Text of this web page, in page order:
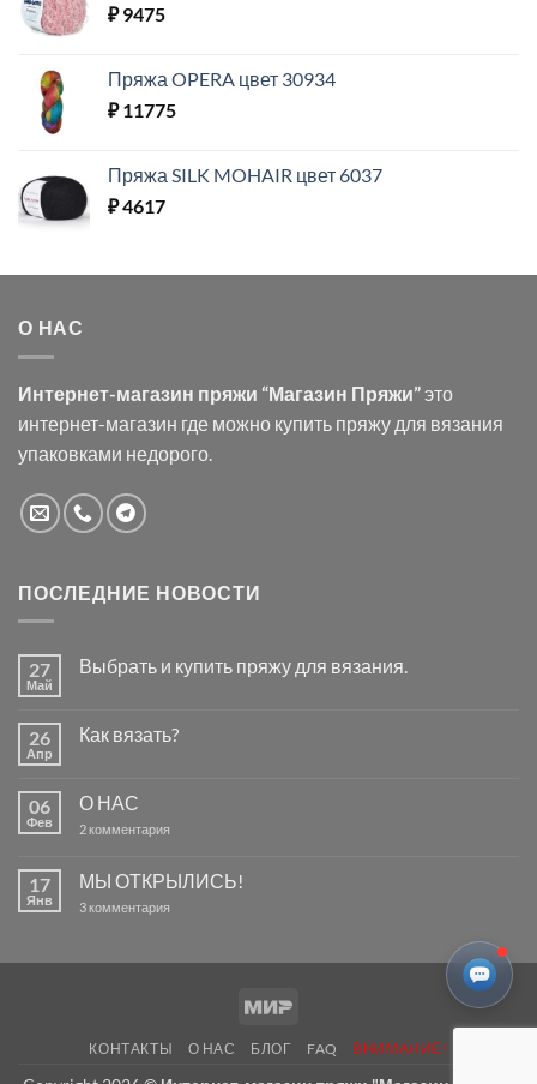
₽9475
Пряжа OPERA цвет 30934
₽11775
Пряжа SILK MOHAIR цвет 6037
₽4617
О НАС
Интернет-магазин пряжи “Магазин Пряжи”это
интернет-магазин где можно купить пряжу для вязания
упаковками недорого.
ПОСЛЕДНИЕ НОВОСТИ
27
Май
Выбрать и купить пряжу для вязания.
Выбрать
для
вязания.
26
Апр
Как вязать?
Как
06
Фев
О НАС
2 комментария
НАС
17
Янв
МЫ ОТКРЫЛИСЬ!
3 комментария
Mir
КОНТАКТЫ О НАС БЛОГ FAQ ВНИМАНИЕ!